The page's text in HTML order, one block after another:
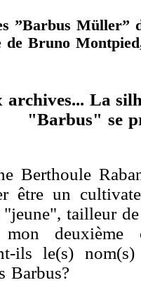
”Barbus Müller”
de Bruno
archives... La
"Barbus" se
être un
tailleur
deuxième
ils le(s)
Barbus?